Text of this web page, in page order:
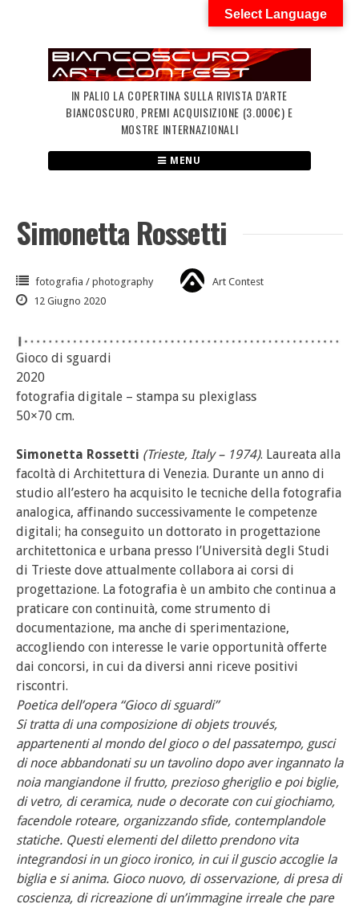
IN PALIO LA COPERTINA SULLA RIVISTA D'ARTE
BIANCOSCURO, PREMI ACQUISIZIONE (3.000€) E
MOSTRE INTERNAZIONALI
MENU
Simonetta Rossetti
fotografia / photography
Art Contest
12 Giugno 2020
Gioco di sguardi
2020
fotografia digitale – stampa su plexiglass
50×70 cm.
Simonetta Rossetti (Trieste, Italy – 1974). Laureata alla
facoltà di Architettura di Venezia. Durante un anno di
studio all’estero ha acquisito le tecniche della fotografia
analogica, affinando successivamente le competenze
digitali; ha conseguito un dottorato in progettazione
architettonica e urbana presso l’Università degli Studi
di Trieste dove attualmente collabora ai corsi di
progettazione. La fotografia è un ambito che continua a
praticare con continuità, come strumento di
documentazione, ma anche di sperimentazione,
accogliendo con interesse le varie opportunità offerte
dai concorsi, in cui da diversi anni riceve positivi
riscontri.
Poetica dell’opera “Gioco di sguardi”
Si tratta di una composizione di objets trouvés,
appartenenti al mondo del gioco o del passatempo, gusci
di noce abbandonati su un tavolino dopo aver ingannato la
noia mangiandone il frutto, prezioso gheriglio e poi biglie,
di vetro, di ceramica, nude o decorate con cui giochiamo,
facendole roteare, organizzando sfide, contemplandole
statiche. Questi elementi del diletto prendono vita
integrandosi in un gioco ironico, in cui il guscio accoglie la
biglia e si anima. Gioco nuovo, di osservazione, di presa di
coscienza, di ricreazione di un’immagine irreale che pare
Select Language